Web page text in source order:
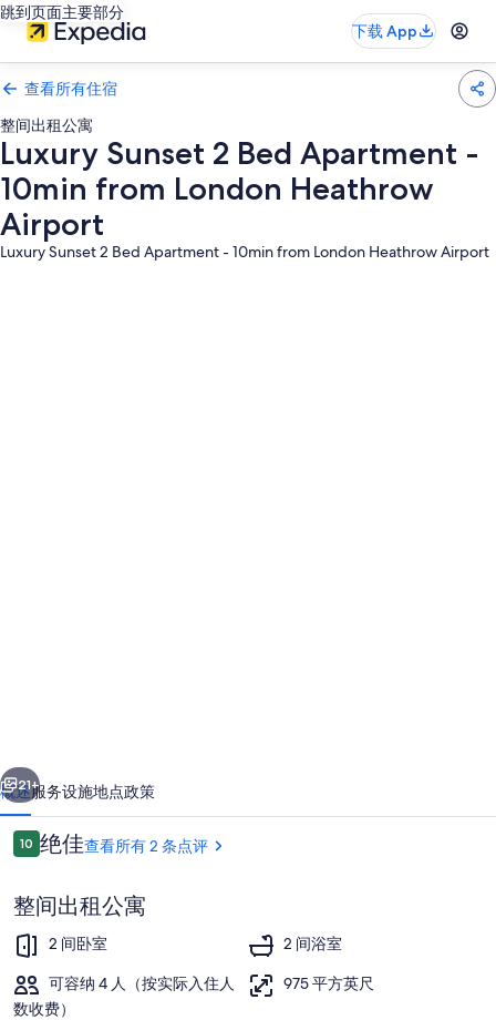
跳到页面主要部分
下载 App
查看所有住宿
整间出租公寓
Luxury Sunset 2 Bed Apartment -
10min from London Heathrow
Airport
Luxury Sunset 2 Bed Apartment - 10min from London Heathrow Airport
London
Heathrow
Airport
的
照
片
库
个 下一个
21+
概述服务设施地点政策
点
评
1010/10绝佳查看所有 2 条点评
整间出租公寓
2 间卧室
2 间浴室
可容纳 4 人（按实际入住人
数收费）
975 平方英尺